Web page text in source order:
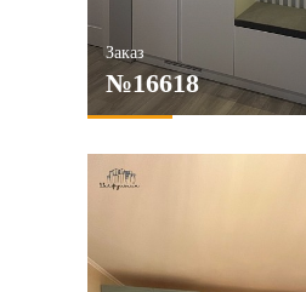
Заказ
№16618